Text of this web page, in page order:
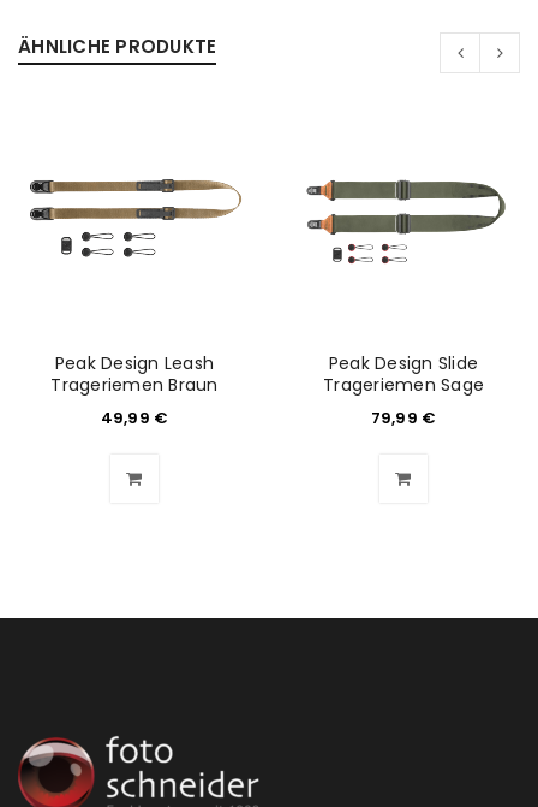
Passwort*
Anmeldeformular geschützt durch
WP Captcha
Angemeldet bleiben
ANMELDEN
REGISTRIEREN
Ich stimme zu
ÄHNLICHE PRODUKTE
Peak Design Leash
Trageriemen Braun
49,99 €
Peak Design Slide
Trageriemen Sage
79,99 €